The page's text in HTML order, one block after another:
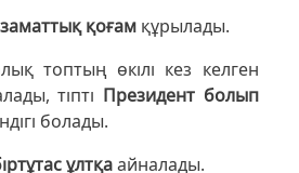
қоғам құрылады.
топтың өкілі кез келген
тіпті Президент болып
болады.
ұлтқаайналады.